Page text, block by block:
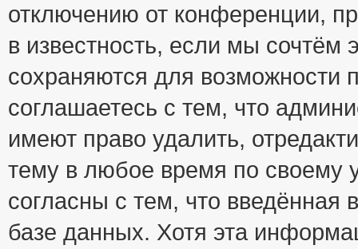
отключению от конференции,
в известность, если мы
сохраняются для возможности
соглашаетесь с тем, что
имеют право удалить,
тему в любое время по своему
согласны с тем, что
базе данных. Хотя эта